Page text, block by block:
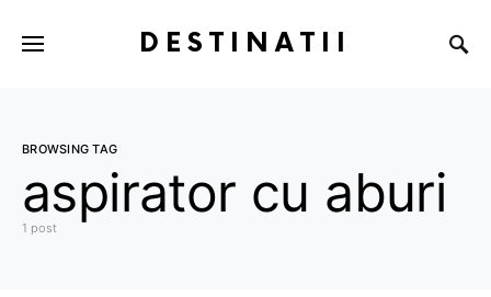
DESTINATII
BROWSING TAG
aspirator cu aburi
1 post